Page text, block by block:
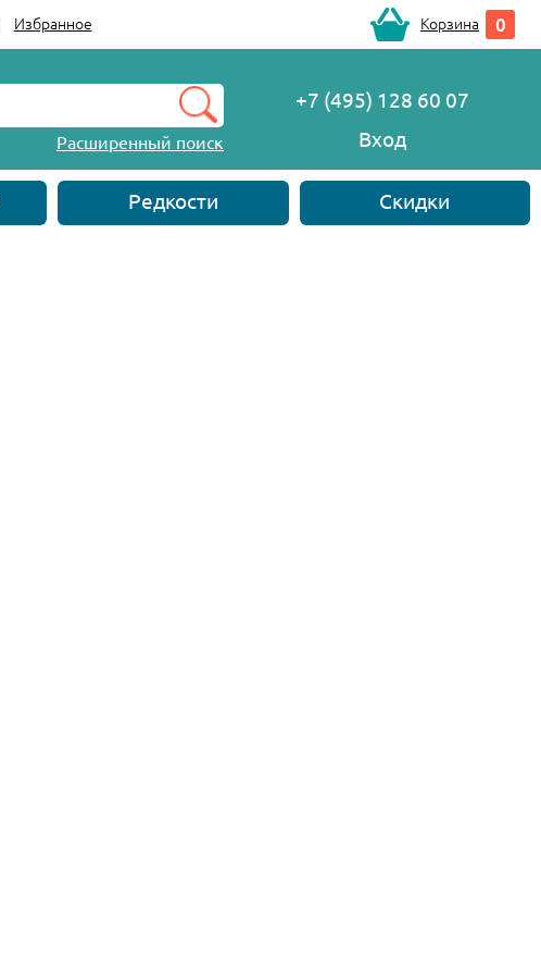
Избранное Корзина 0
Расширенный поиск
+7 (495) 128 60 07
Вход
Редкости Скидки